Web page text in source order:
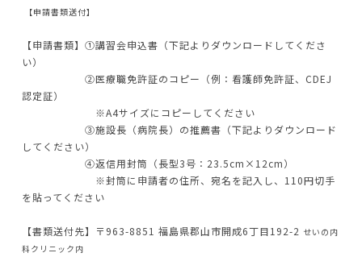
【申請書類送付】
【申請書類】①講習会申込書（下記よりダウンロードしてくださ
い）
②医療職免許証のコピー（例：看護師免許証、CDEJ
認定証）
※A4サイズにコピーしてください
③施設長（病院長）の推薦書（下記よりダウンロード
してください）
④返信用封筒（長型3号：23.5cm×12cm）
※封筒に申請者の住所、宛名を記入し、110円切手
を貼ってください
【書類送付先】〒963-8851 福島県郡山市開成6丁目192-2 せいの内
科クリニック内